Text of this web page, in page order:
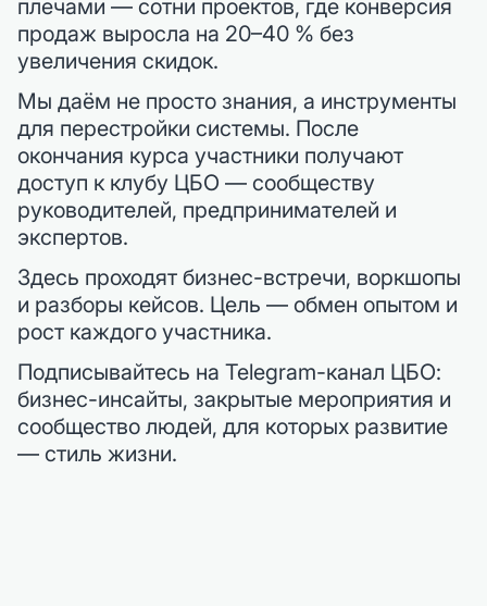
плечами — сотни проектов, где конверсия
продаж выросла на 20–40 % без
увеличения скидок.
Мы даём не просто знания, а инструменты
для перестройки системы. После
окончания курса участники получают
доступ к клубу ЦБО — сообществу
руководителей, предпринимателей и
экспертов.
Здесь проходят бизнес-встречи, воркшопы
и разборы кейсов. Цель — обмен опытом и
рост каждого участника.
Подписывайтесь на Telegram-канал ЦБО:
бизнес-инсайты, закрытые мероприятия и
сообщество людей, для которых развитие
— стиль жизни.